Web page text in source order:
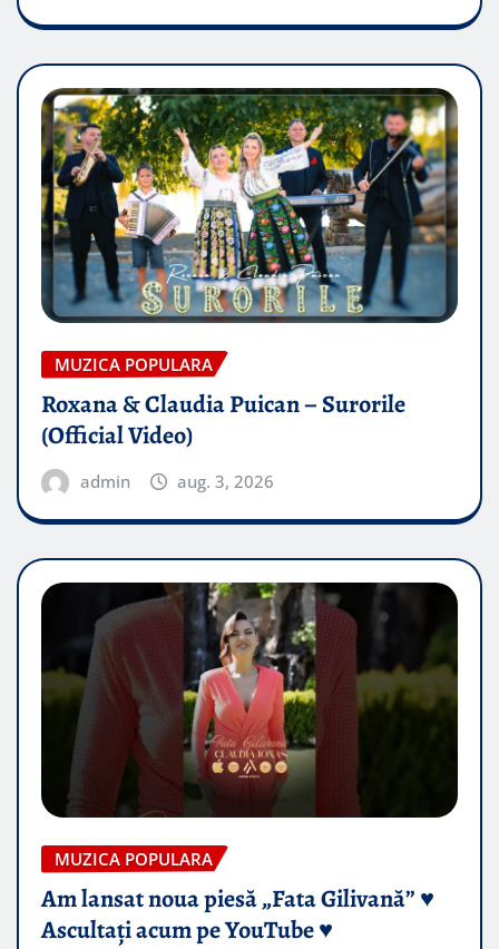
MUZICA POPULARA
Roxana & Claudia Puican – Surorile
(Official Video)
admin aug. 3, 2026
MUZICA POPULARA
Am lansat noua piesă „Fata Gilivană” ♥️
Ascultați acum pe YouTube ♥️